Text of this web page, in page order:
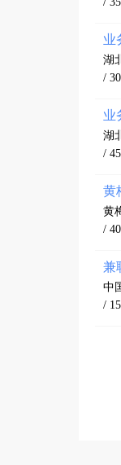
业
湖
/
业
湖
/
黄
黄
/
兼
中
/